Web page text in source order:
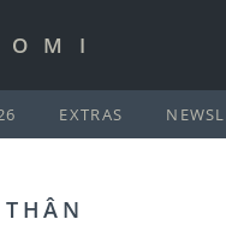
EXTRAS